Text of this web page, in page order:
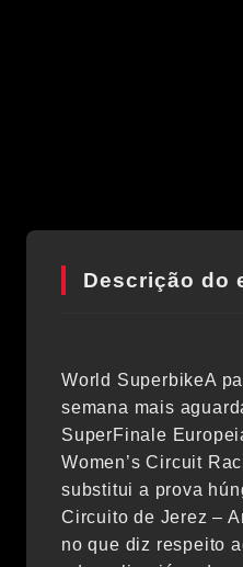
Descrição do
World SuperbikeA
semana mais
SuperFinale
Women’s Circuit
substitui a prova
Circuito de Jerez –
no que diz respeito